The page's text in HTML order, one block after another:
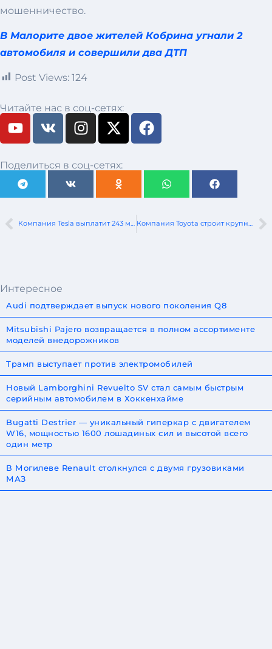
мошенничество.
В Малорите двое жителей Кобрина угнали 2
автомобиля и совершили два ДТП
Post Views: 124
Читайте нас в соц-сетях:
Поделиться в соц-сетях:
Компания Tesla выплатит 243 миллиона долларов в связи со смертельной аварией, произошедшей из-за автопилота Компания Toyota строит крупный завод по переработке отходов в Польше
Интересное
Audi подтверждает выпуск нового поколения Q8
Mitsubishi Pajero возвращается в полном ассортименте
моделей внедорожников
Трамп выступает против электромобилей
Новый Lamborghini Revuelto SV стал самым быстрым
серийным автомобилем в Хоккенхайме
Bugatti Destrier — уникальный гиперкар с двигателем
W16, мощностью 1600 лошадиных сил и высотой всего
один метр
В Могилеве Renault столкнулся с двумя грузовиками
МАЗ